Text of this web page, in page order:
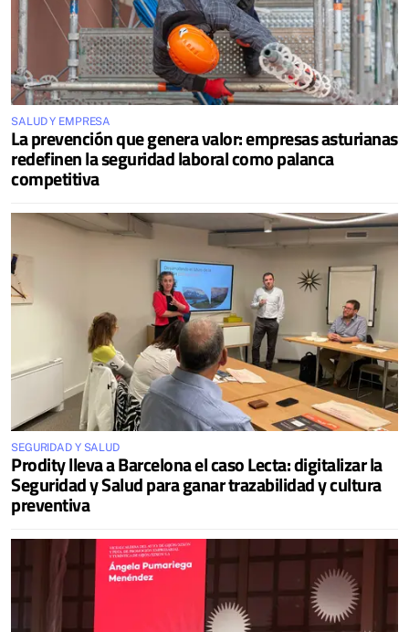
SALUD Y EMPRESA
La prevención que genera valor: empresas asturianas
redefinen la seguridad laboral como palanca
competitiva
SEGURIDAD Y SALUD
Prodity lleva a Barcelona el caso Lecta: digitalizar la
Seguridad y Salud para ganar trazabilidad y cultura
preventiva